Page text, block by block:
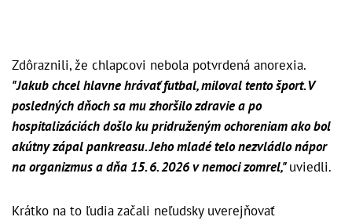
Zdôraznili, že chlapcovi nebola potvrdená anorexia.
"Jakub chcel hlavne hrávať futbal, miloval tento šport. V
posledných dňoch sa mu zhoršilo zdravie a po
hospitalizáciách došlo ku pridruženým ochoreniam ako bol
akútny zápal pankreasu. Jeho mladé telo nezvládlo nápor
na organizmus a dňa 15. 6. 2026 v nemoci zomrel,"uviedli.
Krátko na to ľudia začali neľudsky uverejňovať